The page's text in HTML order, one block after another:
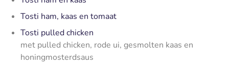
Tosti ham, kaas en tomaat
Tosti pulled chicken
met pulled chicken, rode ui, gesmolten kaas en
honingmosterdsaus